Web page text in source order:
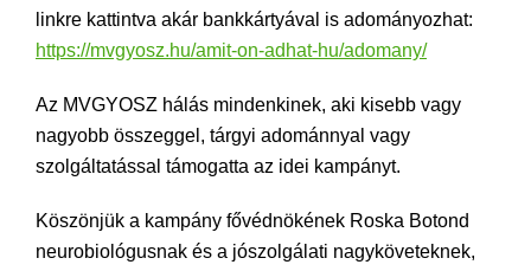
linkre kattintva akár bankkártyával is adományozhat:
https://mvgyosz.hu/amit-on-adhat-hu/adomany/
Az MVGYOSZ hálás mindenkinek, aki kisebb vagy
nagyobb összeggel, tárgyi adománnyal vagy
szolgáltatással támogatta az idei kampányt.
Köszönjük a kampány fővédnökének Roska Botond
neurobiológusnak és a jószolgálati nagyköveteknek,